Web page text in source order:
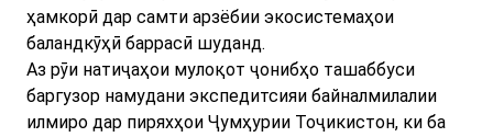
ҳамкорӣ дар самти арзёбии экосистемаҳои
баландкӯҳӣ баррасӣ шуданд.
Аз рӯи натиҷаҳои мулоқот ҷонибҳо ташаббуси
баргузор намудани экспедитсияи байналмилалии
илмиро дар пиряхҳои Ҷумҳурии Тоҷикистон, ки ба